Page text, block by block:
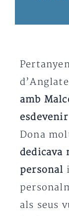
amb
Dona
dedicava
personal
als seus